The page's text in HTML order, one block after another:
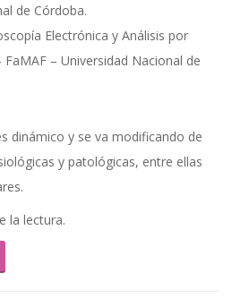
de Córdoba.
Electrónica y Análisis por
FaMAF – Universidad Nacional de
dinámico y se va modificando de
y patológicas, entre ellas
la lectura.